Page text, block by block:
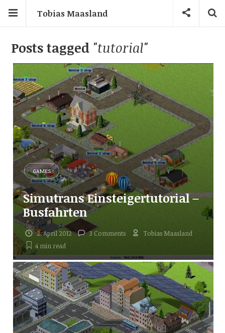
Tobias Maasland
Posts tagged "tutorial"
GAMES
Simutrans Einsteigertutorial –
Busfahrten
2. April 2012 3 Comments
Tobias Maasland
4 minread